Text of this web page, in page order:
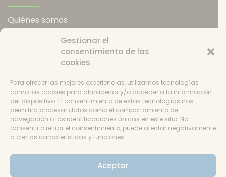
Gestionar el
consentimiento de las
cookies
Para ofrecer las mejores experiencias, utilizamos tecnologías
como las cookies para almacenar y/o acceder a la información
del dispositivo. El consentimiento de estas tecnologías nos
permitirá procesar datos como el comportamiento de
navegación o las identificaciones únicas en este sitio. No
consentir o retirar el consentimiento, puede afectar negativamente
a ciertas características y funciones.
Aceptar
Quiénes somos
Política de devoluciones
Condiciones de uso
Política de cookies
Consentimiento
Aviso